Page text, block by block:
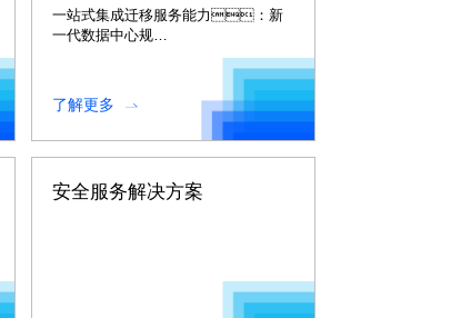
一站式集成迁移服务能力：新
一代数据中心规
划、、、建
设、、、、优
化、、容
灾、、、迁
流、、、备
维。。。。
了解更多
安全服务解决方案